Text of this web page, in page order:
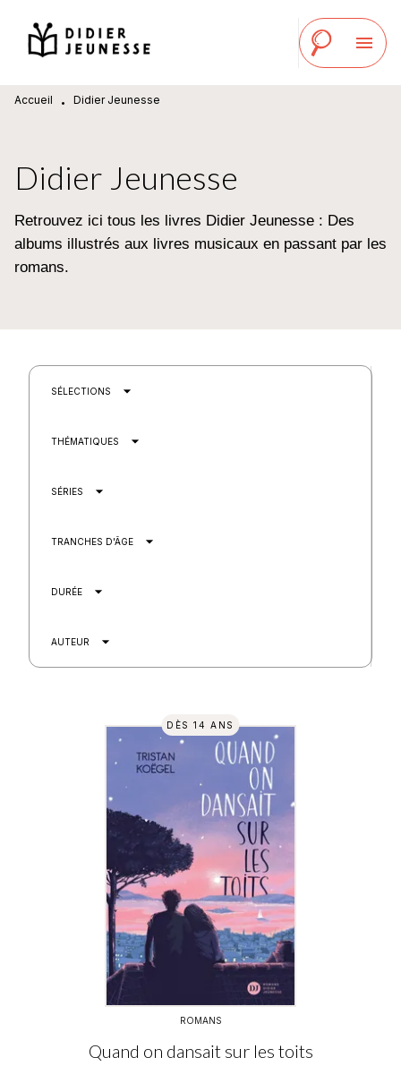
MENU RECHERCHE
PIED DE PAGE
menu
Accueil • Didier Jeunesse
Didier Jeunesse
Retrouvez ici tous les livres Didier Jeunesse : Des
albums illustrés aux livres musicaux en passant par les
romans.
SÉLECTIONS arrow_drop_down
THÉMATIQUES arrow_drop_down
SÉRIES arrow_drop_down
TRANCHES D'ÂGE arrow_drop_down
DURÉE arrow_drop_down
AUTEUR arrow_drop_down
DÈS 14 ANS
ROMANS
Quand on dansait sur les toits